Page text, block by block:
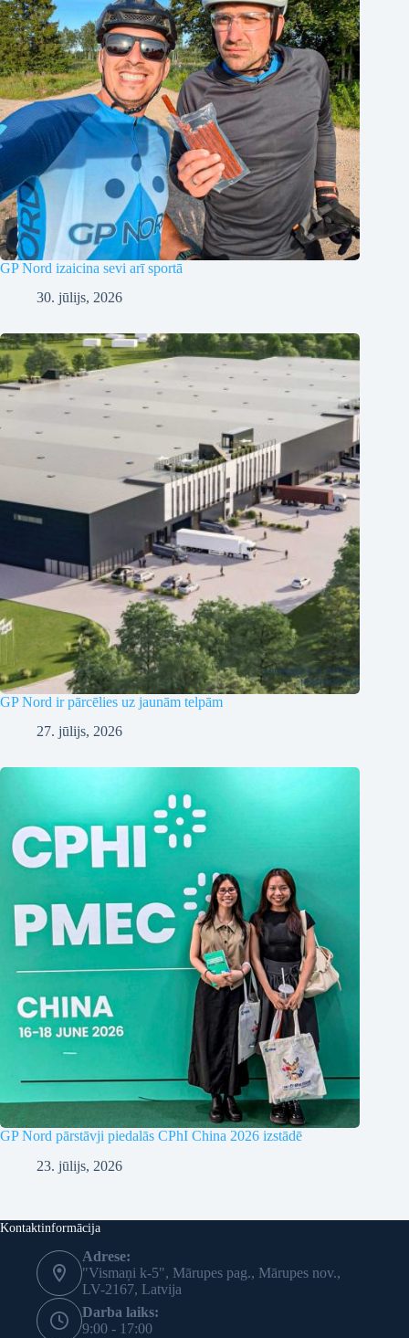
GP Nord izaicina sevi arī sportā
30. jūlijs, 2026
GP Nord ir pārcēlies uz jaunām telpām
27. jūlijs, 2026
GP Nord pārstāvji piedalās CPhI China 2026 izstādē
23. jūlijs, 2026
Kontaktinformācija
Adrese:
"Vismaņi k-5", Mārupes pag., Mārupes nov.,
LV-2167, Latvija
Darba laiks:
9:00 - 17:00